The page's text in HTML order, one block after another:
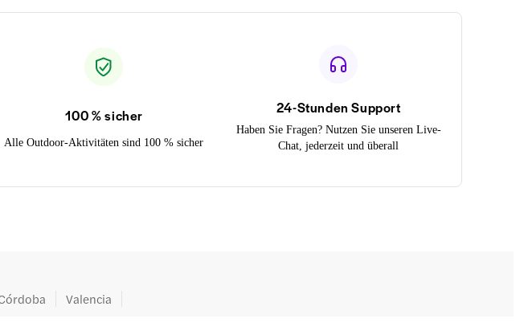
100 % sicher
Alle Outdoor-Aktivitäten sind 100 % sicher
24-Stunden Support
Haben Sie Fragen? Nutzen Sie unseren Live-
Chat, jederzeit und überall
Valencia